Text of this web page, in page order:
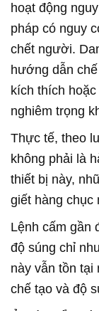
hoạt động
pháp có nguy
chết người.
hướng dẫn
kích thích
nghiêm trọng
Thực tế, theo
không phải là
thiết bị này,
giết hàng chục
Lệnh cấm gần
độ súng chỉ
này vẫn tồn
chế tạo và độ